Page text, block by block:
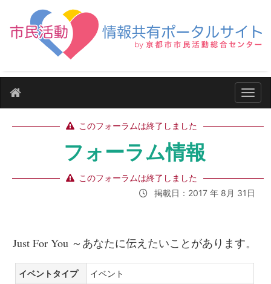
ナビ
このフォーラムは終了しました
フォーラム情報
このフォーラムは終了しました
掲載日：2017 年 8月 31日
Just For You ～あなたに伝えたいことがあります。
イベントタイプ イベント